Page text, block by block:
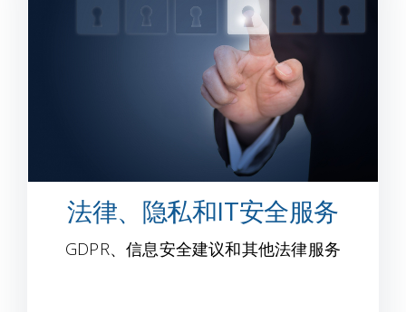
法律、隐私和IT安全服务
GDPR、信息安全建议和其他法律服务